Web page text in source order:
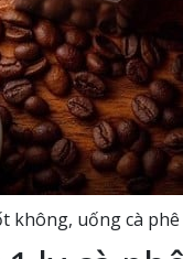
không, uống cà